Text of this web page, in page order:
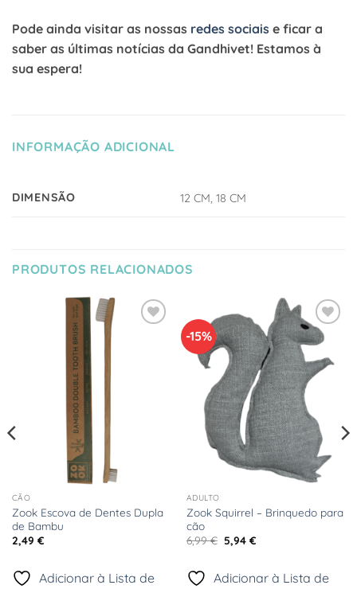
Pode ainda visitar as nossas redes sociais e ficar a
saber as últimas notícias da Gandhivet! Estamos à
sua espera!
INFORMAÇÃO ADICIONAL
DIMENSÃO 12 CM, 18 CM
PRODUTOS RELACIONADOS
CÃO
Zook Escova de Dentes Dupla
de Bambu
2,49 €
Adicionar à Lista de
-15%
Adicionar
à Lista
de
Desejos
ADULTO
Zook Squirrel – Brinquedo para
cão
6,99€ O
preço
era:
6,99 €.
5,94 €O
5,94 €.
Adicionar à Lista de